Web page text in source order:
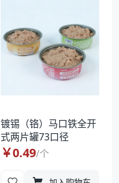
镀锡（铬）马口铁全开
式两片罐73口径
￥0.49/个